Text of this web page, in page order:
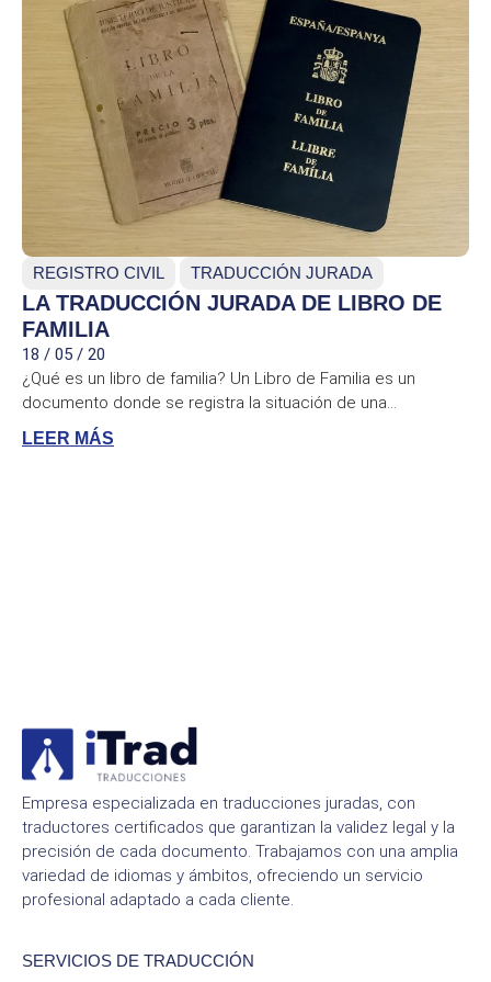
REGISTRO CIVIL TRADUCCIÓN JURADA
LA TRADUCCIÓN JURADA DE LIBRO DE
FAMILIA
18 / 05 / 20
¿Qué es un libro de familia? Un Libro de Familia es un
documento donde se registra la situación de una...
LEER MÁS
Empresa especializada en traducciones juradas, con
traductores certificados que garantizan la validez legal y la
precisión de cada documento. Trabajamos con una amplia
variedad de idiomas y ámbitos, ofreciendo un servicio
profesional adaptado a cada cliente.
SERVICIOS DE TRADUCCIÓN